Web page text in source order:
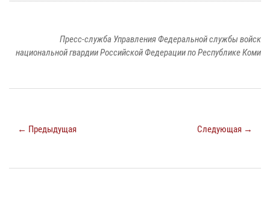
Пресс-служба Управления Федеральной службы войск
национальной гвардии Российской Федерации по Республике Коми
← Предыдущая Следующая →